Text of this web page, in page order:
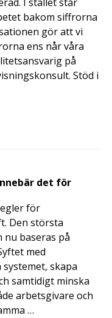
bakom siffrorna
gör att vi
ens når våra
på
Stöd i
det för
för
Den största
baseras på
med
skapa
samtidigt minska
arbetsgivare och
…